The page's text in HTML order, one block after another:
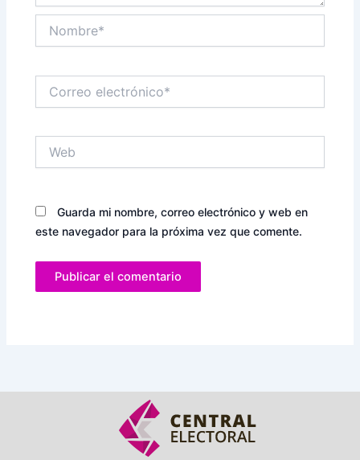
electrónico*
Guarda mi nombre, correo electrónico y web en
este navegador para la próxima vez que comente.